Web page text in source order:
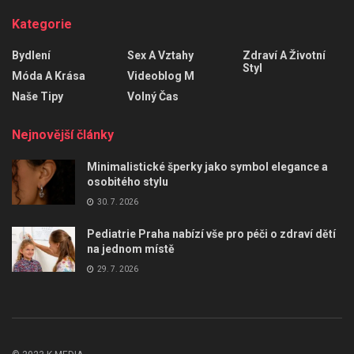
Kategorie
Bydlení
Móda A Krása
Naše Tipy
Sex A Vztahy
Videoblog M
Volný Čas
Zdraví A Životní
Styl
Nejnovější články
Minimalistické šperky jako symbol elegance a
osobitého stylu
30. 7. 2026
Pediatrie Praha nabízí vše pro péči o zdraví dětí
na jednom místě
29. 7. 2026